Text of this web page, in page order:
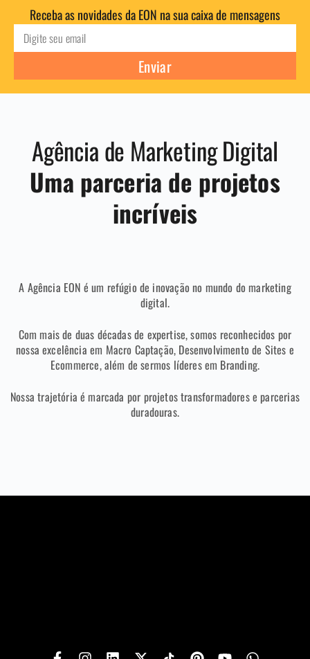
Receba as novidades da EON na sua caixa de mensagens
Enviar
Agência de Marketing Digital
Uma parceria de projetos
incríveis
A Agência EON é um refúgio de inovação no mundo do marketing
digital.
Com mais de duas décadas de expertise, somos reconhecidos por
nossa excelência em Macro Captação, Desenvolvimento de Sites e
Ecommerce, além de sermos líderes em Branding.
Nossa trajetória é marcada por projetos transformadores e parcerias
duradouras.